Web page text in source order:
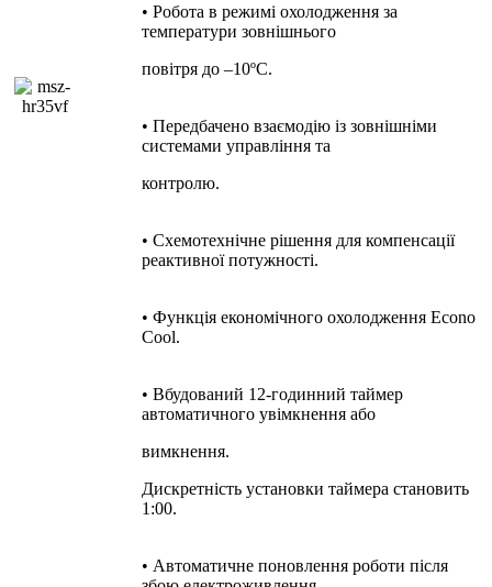
• Робота в режимі охолодження за
температури зовнішнього
повітря до –10ºC.
• Передбачено взаємодію із зовнішніми
системами управління та
контролю.
• Схемотехнічне рішення для компенсації
реактивної потужності.
• Функція економічного охолодження Econo
Cool.
• Вбудований 12-годинний таймер
автоматичного увімкнення або
вимкнення.
Дискретність установки таймера становить
1:00.
• Автоматичне поновлення роботи після